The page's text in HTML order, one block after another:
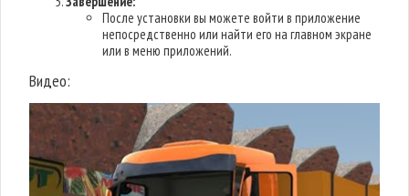
После установки вы можете войти в приложение
непосредственно или найти его на главном экране
или в меню приложений.
Видео: